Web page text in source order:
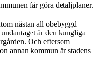
får göra detaljplaner.
nästan all obebyggd
är den kungliga
Och eftersom
annan kommun är stadens